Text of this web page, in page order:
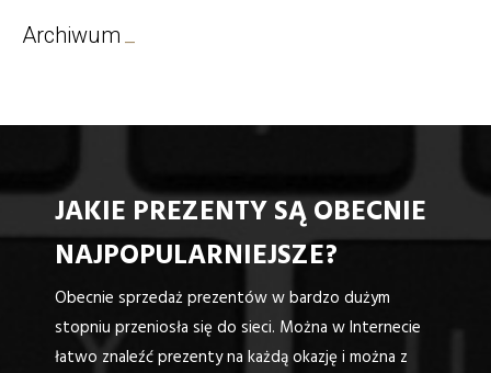
Archiwum
JAKIE PREZENTY SĄ OBECNIE
NAJPOPULARNIEJSZE?
Obecnie sprzedaż prezentów w bardzo dużym
stopniu przeniosła się do sieci. Można w Internecie
łatwo znaleźć prezenty na każdą okazję i można z